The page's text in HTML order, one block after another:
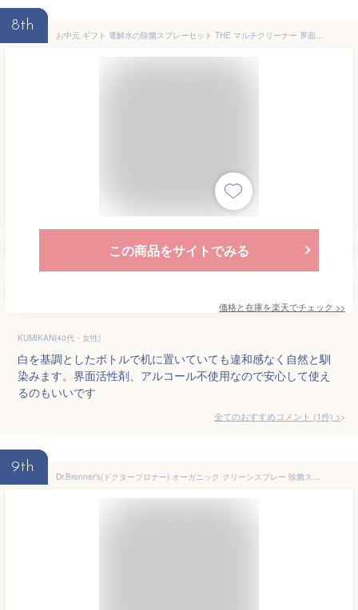
8th
お中元 ギフト 電解水の除菌スプレーセット THE マルチクリーナー 界面活性剤、アルコール不使用 おしゃれなボトル The Magic Water (Multi Cleaner)
この商品をサイトでみる
価格と在庫を楽天でチェック >>
KUMIKAN(40代・女性)
白を基調としたボトルで机に置いていても違和感なく自然と馴
染みます。界面活性剤、アルコール不使用なので安心して使え
るのもいいです
全てのおすすめコメント (1件) >
9th
Dr.Bronner’s(ドクターブロナー) オーガニック クリーンスプレー 除菌スプレー ラベンダー 59ml